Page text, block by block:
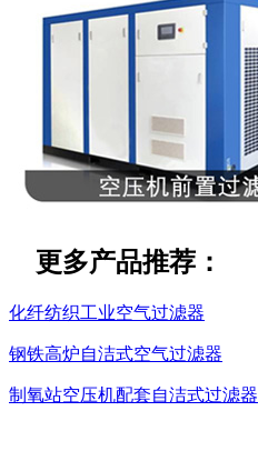
更多产品推荐：
化纤纺织工业空气过滤器
钢铁高炉自洁式空气过滤器
制氧站空压机配套自洁式过滤器